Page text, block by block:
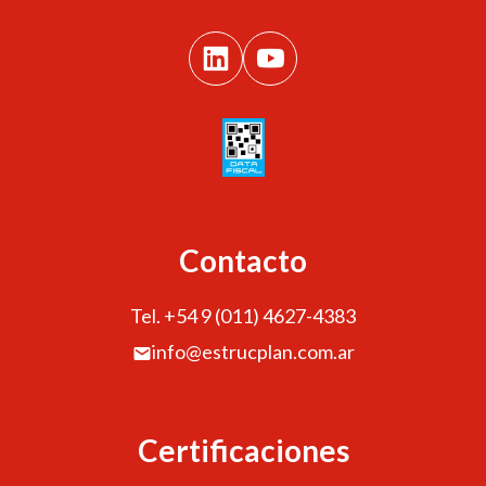
Contacto
Tel. +54 9 (011) 4627-4383
info@estrucplan.com.ar
Certificaciones